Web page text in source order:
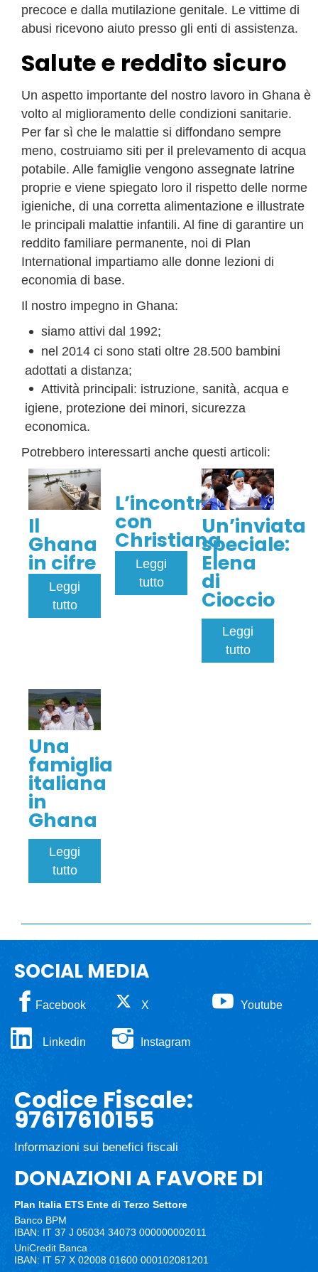
precoce e dalla mutilazione genitale. Le vittime di
abusi ricevono aiuto presso gli enti di assistenza.
Salute e reddito sicuro
Un aspetto importante del nostro lavoro in Ghana è
volto al miglioramento delle condizioni sanitarie.
Per far sì che le malattie si diffondano sempre
meno, costruiamo siti per il prelevamento di acqua
potabile. Alle famiglie vengono assegnate latrine
proprie e viene spiegato loro il rispetto delle norme
igieniche, di una corretta alimentazione e illustrate
le principali malattie infantili. Al fine di garantire un
reddito familiare permanente, noi di Plan
International impartiamo alle donne lezioni di
economia di base.
Il nostro impegno in Ghana:
siamo attivi dal 1992;
nel 2014 ci sono stati oltre 28.500 bambini
adottati a distanza;
Attività principali: istruzione, sanità, acqua e
igiene, protezione dei minori, sicurezza
economica.
Potrebbero interessarti anche questi articoli:
Il
Ghana
in cifre
Leggi
tutto
L’incontro
con
Christiana
Leggi
tutto
Un’inviata
speciale:
Elena
di
Cioccio
Leggi
tutto
Una
famiglia
italiana
in
Ghana
Leggi
tutto
SOCIAL MEDIA
Facebook X Youtube
Linkedin Instagram
Codice Fiscale:
97617610155
Informazioni sui benefici fiscali
DONAZIONI A FAVORE DI
Plan Italia ETS Ente di Terzo Settore
Banco BPM
IBAN: IT 37 J 05034 34073 000000002011
UniCredit Banca
IBAN: IT 57 X 02008 01600 000102081201